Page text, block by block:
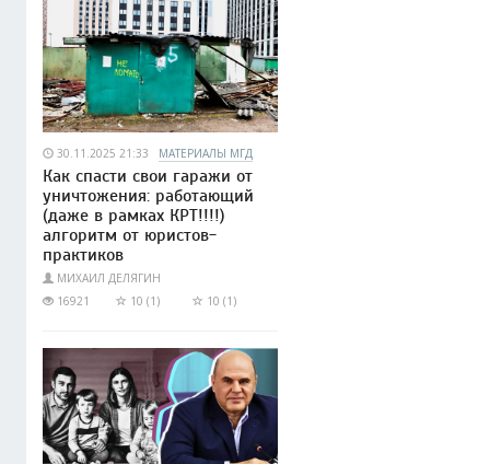
30.11.2025 21:33 МАТЕРИАЛЫ МГД
Как спасти свои гаражи от
уничтожения: работающий
(даже в рамках КРТ!!!!)
алгоритм от юристов-
практиков
МИХАИЛ ДЕЛЯГИН
16921
10 (1) 10 (1)